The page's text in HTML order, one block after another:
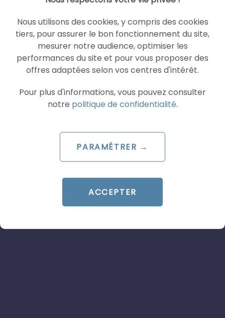
TikTok lance Agentic Hub :
les AI Skills qui redéfinissent
Le 8 juillet 2026
Davidson
Nous utilisons des cookies, y compris des cookies
tiers, pour assurer le bon fonctionnement du site,
mesurer notre audience, optimiser les
performances du site et pour vous proposer des
offres adaptées selon vos centres d'intérêt.
Pour plus d'informations, vous pouvez consulter
notre politique de confidentialité.
PARAMÉTRER →
ACCEPTER